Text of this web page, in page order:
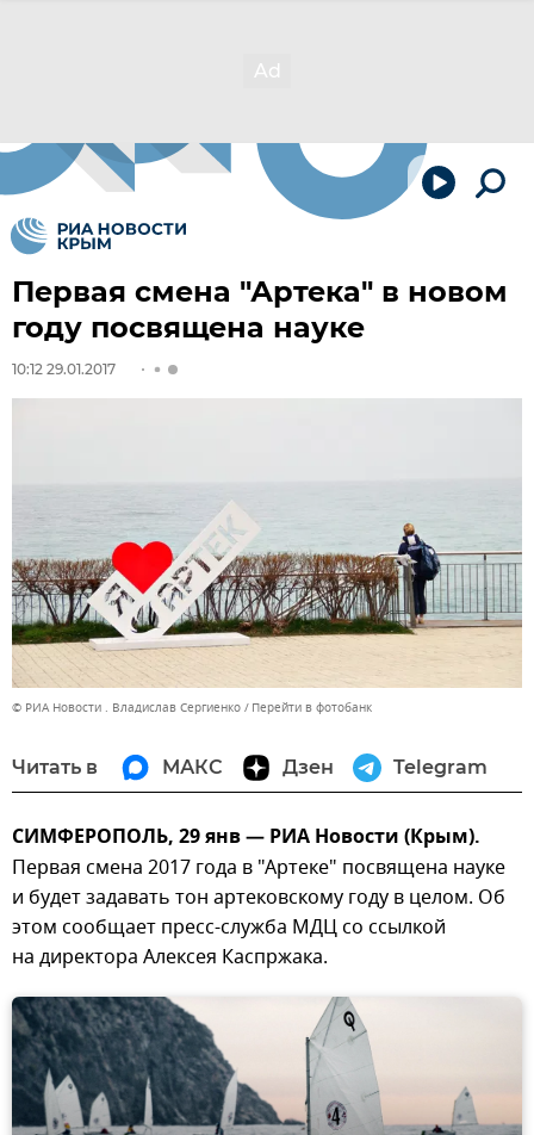
Первая смена "Артека" в новом
году посвящена науке
10:12 29.01.2017
© РИА Новости . Владислав Сергиенко Перейти в фотобанк
Читать в МАКС Дзен Telegram
СИМФЕРОПОЛЬ, 29 янв — РИА Новости (Крым).
Первая смена 2017 года в "Артеке" посвящена науке
и будет задавать тон артековскому году в целом. Об
этом сообщает пресс-служба МДЦ со ссылкой
на директора Алексея Каспржака.